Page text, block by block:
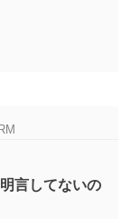
言してないの